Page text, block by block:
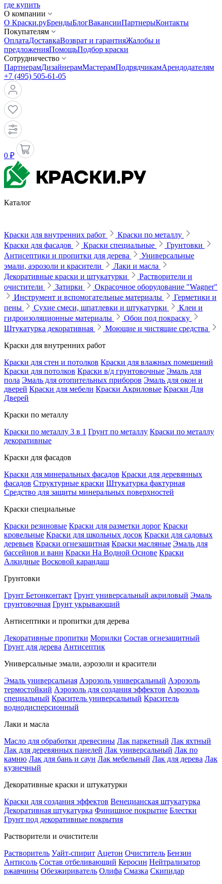
где купить
О компании
О Краски.руБрендыБлогВакансииПартнерыКонтакты
Покупателям
ОплатаДоставкаВозврат и гарантияЖалобы и
предложенияПомощьПодбор краски
Сотрудничество
ПартнерамДизайнерамМастерамПодрядчикамАрендодателям
+7 (495) 505-61-05
0 ₽
Каталог
Краски для внутренних работ
Краски по металлу
Краски для фасадов
Краски специальные
Грунтовки
Антисептики и пропитки для дерева
Универсальные
эмали, аэрозоли и красители
Лаки и масла
Декоративные краски и штукатурки
Растворители и
очистители
Затирки
Окрасочное оборудование "Wagner"
Инструмент и вспомогательные материалы
Герметики и
пены
Сухие смеси, шпатлевки и штукатурки
Клеи и
гидроизоляционные материалы
Обои под покраску
Штукатурка декоративная
Моющие и чистящие средства
Краски для внутренних работ
Краски для стен и потолков Краски для влажных помещений
Краски для потолков Краски в/д грунтовочные Эмаль для
пола Эмаль для отопительных приборов Эмаль для окон и
дверей Краски для мебели Краски Акриловые Краски Для
Дверей
Краски по металлу
Краски по металлу 3 в 1 Грунт по металлу Краски по металлу
декоративные
Краски для фасадов
Краски для минеральных фасадов Краски для деревянных
фасадов Структурные краски Штукатурка фактурная
Средство для защиты минеральных поверхностей
Краски специальные
Краски резиновые Краски для разметки дорог Краски
кровельные Краски для школьных досок Краски для садовых
деревьев Краски огнезащитная Краски масляные Эмаль для
бассейнов и ванн Краски На Водной Основе Краски
Алкидные Восковой карандаш
Грунтовки
Грунт Бетонконтакт Грунт универсальный акриловый Эмаль
грунтовочная Грунт укрывающий
Антисептики и пропитки для дерева
Декоративные пропитки Морилки Состав огнезащитный
Грунт для дерева Антисептик
Универсальные эмали, аэрозоли и красители
Эмаль универсальная Аэрозоль универсальный Аэрозоль
термостойкий Аэрозоль для создания эффектов Аэрозоль
специальный Краситель универсальный Краситель
воднодисперсионный
Лаки и масла
Масло для обработки древесины Лак паркетный Лак яхтный
Лак для деревянных панелей Лак универсальный Лак по
камню Лак для бань и саун Лак мебельный Лак для дерева Лак
кузнечный
Декоративные краски и штукатурки
Краски для создания эффектов Венецианская штукатурка
Декоративная штукатурка Финишное покрытие Блестки
Грунт под декоративные покрытия
Растворители и очистители
Растворитель Уайт-спирит Ацетон Очиститель Бензин
Антисоль Состав отбеливающий Керосин Нейтрализатор
ржавчины Обезжириватель Олифа Смазка Скипидар